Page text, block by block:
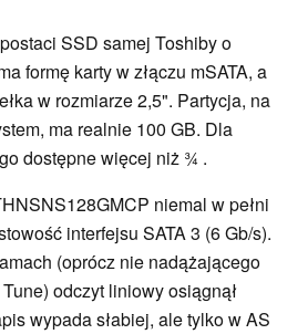
SSD samej Toshiby o
formę karty w złączu mSATA, a
w rozmiarze 2,5". Partycja, na
ma realnie 100 GB. Dla
dostępne więcej niż ¾ .
niemal w pełni
interfejsu SATA 3 (6 Gb/s).
(oprócz nie nadążającego
odczyt liniowy osiągnął
wypada słabiej, ale tylko w AS